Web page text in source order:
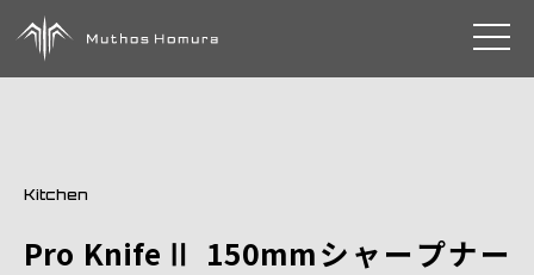
toggle
Kitchen
Pro KnifeⅡ 150mmシャープナー